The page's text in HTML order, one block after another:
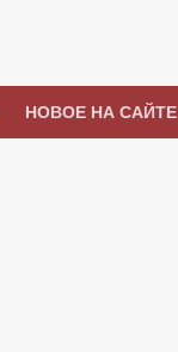
НОВОЕ НА САЙТЕ